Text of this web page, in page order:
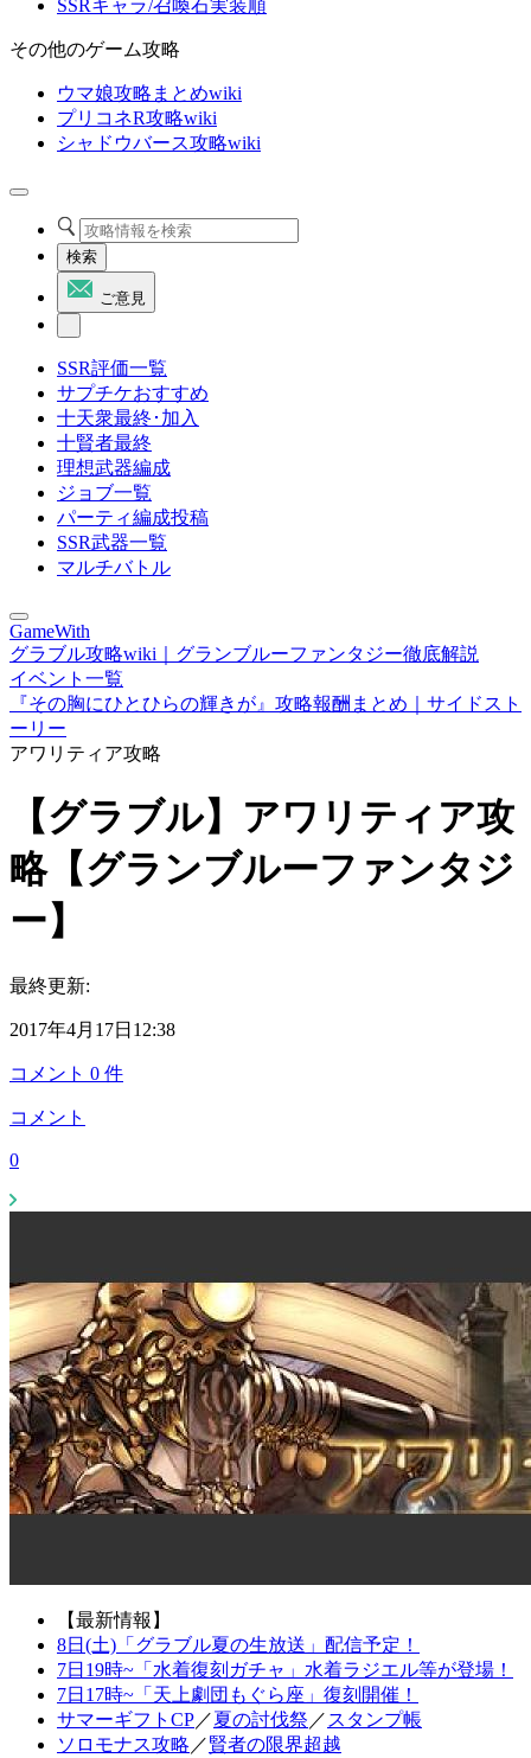
SSRキャラ/召喚石実装順
その他のゲーム攻略
ウマ娘攻略まとめwiki
プリコネR攻略wiki
シャドウバース攻略wiki
検索
ご意見
SSR評価一覧
サプチケおすすめ
十天衆最終･加入
十賢者最終
理想武器編成
ジョブ一覧
パーティ編成投稿
SSR武器一覧
マルチバトル
GameWith
グラブル攻略wiki｜グランブルーファンタジー徹底解説
イベント一覧
『その胸にひとひらの輝きが』攻略報酬まとめ｜サイドスト
ーリー
アワリティア攻略
【グラブル】アワリティア攻
略【グランブルーファンタジ
ー】
最終更新:
2017年4月17日12:38
コメント 0 件
コメント
0
【最新情報】
8日(土)「グラブル夏の生放送」配信予定！
7日19時~「水着復刻ガチャ」水着ラジエル等が登場！
7日17時~「天上劇団もぐら座」復刻開催！
サマーギフトCP／夏の討伐祭 ／ スタンプ帳
ソロモナス攻略 ／賢者の限界超越